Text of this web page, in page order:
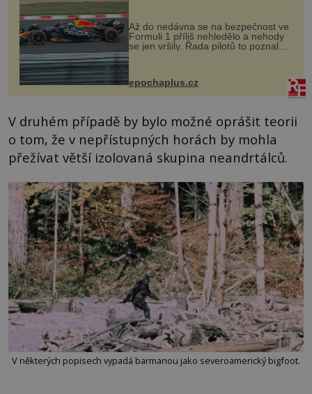
Až do nedávna se na bezpečnost ve
Formuli 1 příliš nehledělo a nehody
se jen vršily. Řada pilotů to poznala
na vlastní kůži, často s trvalými
následky nebo bohužel i ztrátou
života. Dnes nepochopiteln...
epochaplus.cz
V druhém případě by bylo možné oprášit teorii
o tom, že v nepřístupných horách by mohla
přežívat větší izolovaná skupina neandrtálců.
V některých popisech vypadá barmanou jako severoamerický bigfoot.